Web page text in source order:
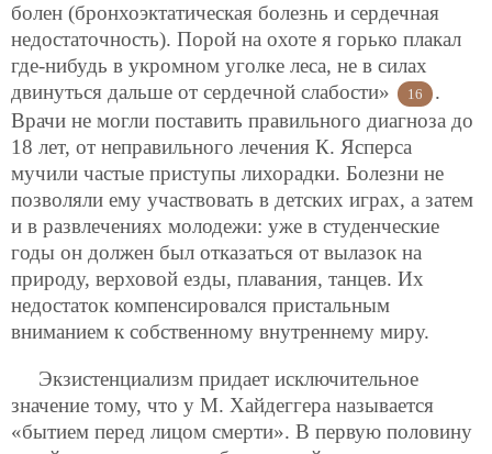
болен (бронхоэктатическая болезнь и сердечная
недостаточность). Порой на охоте я горько плакал
где-нибудь в укромном уголке леса, не в силах
двинуться дальше от сердечной слабости»
16
.
Врачи не могли поставить правильного диагноза до
18 лет, от неправильного лечения К. Ясперса
мучили частые приступы лихорадки. Болезни не
позволяли ему участвовать в детских играх, а затем
и в развлечениях молодежи: уже в студенческие
годы он должен был отказаться от вылазок на
природу, верховой езды, плавания, танцев. Их
недостаток компенсировался пристальным
вниманием к собственному внутреннему миру.
Экзистенциализм придает исключительное
значение тому, что у М. Хайдеггера называется
«бытием перед лицом смерти». В первую половину